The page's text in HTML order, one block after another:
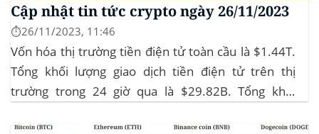
Cập nhật tin tức crypto ngày 26/11/2023
⏱️26/11/2023, 11:46
Vốn hóa thị trường tiền điện tử toàn cầu là $1.44T.
Tổng khối lượng giao dịch tiền điện tử trên thị
trường trong 24 giờ qua là $29.82B. Tổng khối
chiếm 11.77% tổng khối lượng giao dịch tiền điện tử